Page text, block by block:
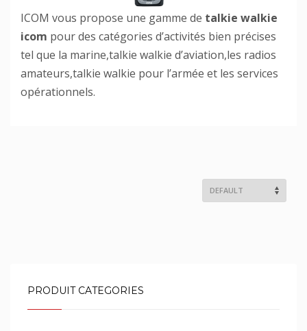
ICOM vous propose une gamme de talkie walkie
icom pour des catégories d’activités bien précises
tel que la marine,talkie walkie d’aviation,les radios
amateurs,talkie walkie pour l’armée et les services
opérationnels.
PRODUIT CATEGORIES